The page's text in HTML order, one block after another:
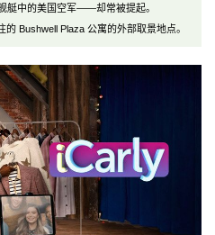
艇中的美国空军——却常被提起。
Bushwell Plaza 公寓的外部取景地点。